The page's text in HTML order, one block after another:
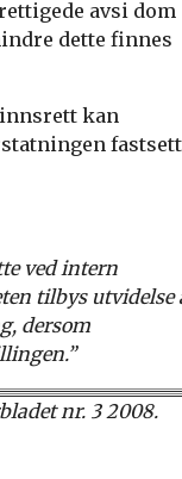
avsi dom
dette finnes
kan
ved intern
tilbys utvidelse
dersom
nr. 3 2008.